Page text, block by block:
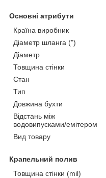
Основні атрибути
Країна виробник
Діаметр шланга (")
Діаметр
Товщина стінки
Стан
Тип
Довжина бухти
Відстань між
водовипусками/емітером
Вид товару
Крапельний полив
Товщина стінки (mil)